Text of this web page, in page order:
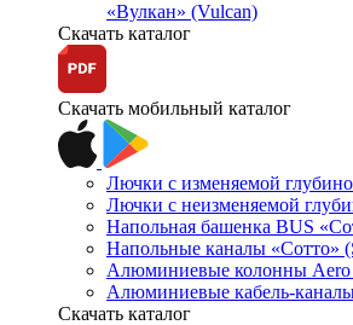
«Вулкан» (Vulcan)
Скачать каталог
Скачать мобильный каталог
Лючки с изменяемой
Лючки с неизменяемой
Напольная башенка BUS
Напольные каналы «Сотто»
Алюминиевые колонны Aero
Алюминиевые кабель-
Скачать каталог